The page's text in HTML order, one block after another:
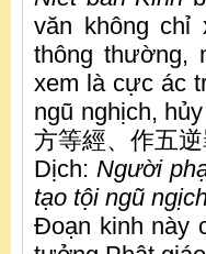
văn không chỉ
thông thường,
xem là cực ác
ngũ nghịch,
方等經、作五
Dịch:Người
tạo tội ngũ
Đoạn kinh này